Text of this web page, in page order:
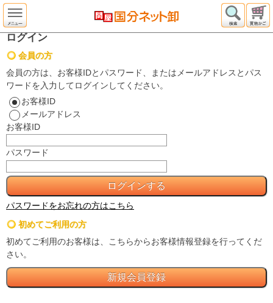
ログイン
会員の方
会員の方は、お客様IDとパスワード、またはメールアドレスとパス
ワードを入力してログインしてください。
お客様ID
メールアドレス
お客様ID
パスワード
パスワードをお忘れの方はこちら
初めてご利用の方
初めてご利用のお客様は、こちらからお客様情報登録を行ってくだ
さい。